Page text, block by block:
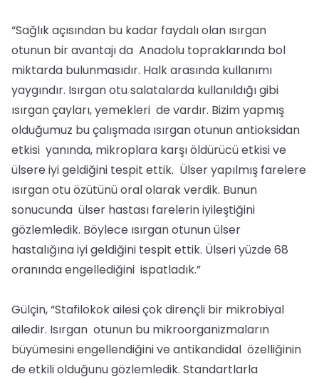
“Sağlık açısından bu kadar faydalı olan ısırgan
otunun bir avantajı da Anadolu topraklarında bol
miktarda bulunmasıdır. Halk arasında kullanımı
yaygındır. Isırgan otu salatalarda kullanıldığı gibi
ısırgan çayları, yemekleri de vardır. Bizim yapmış
olduğumuz bu çalışmada ısırgan otunun antioksidan
etkisi yanında, mikroplara karşı öldürücü etkisi ve
ülsere iyi geldiğini tespit ettik. Ülser yapılmış farelere
ısırgan otu özütünü oral olarak verdik. Bunun
sonucunda ülser hastası farelerin iyileştiğini
gözlemledik. Böylece ısırgan otunun ülser
hastalığına iyi geldiğini tespit ettik. Ülseri yüzde 68
oranında engellediğini ispatladık.”
Gülçin, “Stafilokok ailesi çok dirençli bir mikrobiyal
ailedir. Isırgan otunun bu mikroorganizmaların
büyümesini engellendiğini ve antikandidal özelliğinin
de etkili olduğunu gözlemledik. Standartlarla